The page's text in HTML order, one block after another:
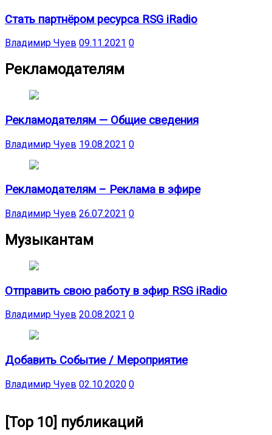
Стать партнёром ресурса RSG iRadio
Владимир Чуев 09.11.2021 0
Рекламодателям
Рекламодателям — Общие сведения
Владимир Чуев 19.08.2021 0
Рекламодателям – Реклама в эфире
Владимир Чуев 26.07.2021 0
Музыкантам
Отправить свою работу в эфир RSG iRadio
Владимир Чуев 20.08.2021 0
Добавить Событие / Мероприятие
Владимир Чуев 02.10.2020 0
[Top 10] публикаций